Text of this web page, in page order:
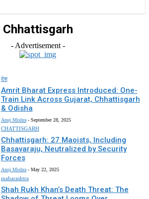
Chhattisgarh
- Advertisement -
देश
Amrit Bharat Express Introduced: One-
Train Link Across Gujarat, Chhattisgarh
& Odisha
Anuj Mishra - September 28, 2025
CHATTISGARH
Chhattisgarh: 27 Maoists, Including
Basavaraju, Neutralized by Security
Forces
Anuj Mishra - May 22, 2025
maharashtra
Shah Rukh Khan’s Death Threat: The